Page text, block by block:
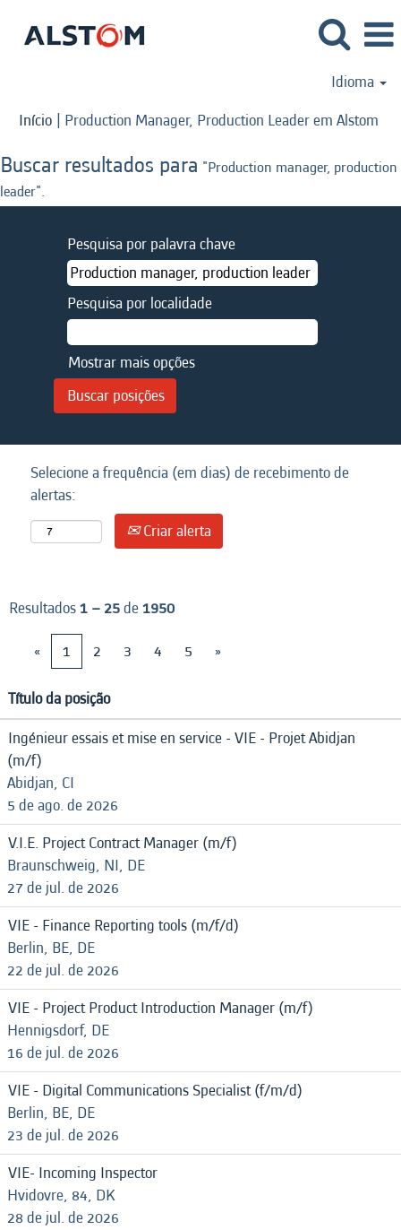
Idioma
Início | Production Manager, Production Leader em Alstom
Buscar resultados para "Production manager, production
leader".
Pesquisa por palavra chave
Pesquisa por localidade
Mostrar mais opções
Selecione a frequência (em dias) de recebimento de
alertas:
Criar alerta
Resultados1 – 25de1950
«
1 2 3 4 5 »
Título da posição
Ingénieur essais et mise en service - VIE - Projet Abidjan
(m/f)
Abidjan, CI
5 de ago. de 2026
V.I.E. Project Contract Manager (m/f)
Braunschweig, NI, DE
27 de jul. de 2026
VIE - Finance Reporting tools (m/f/d)
Berlin, BE, DE
22 de jul. de 2026
VIE - Project Product Introduction Manager (m/f)
Hennigsdorf, DE
16 de jul. de 2026
VIE - Digital Communications Specialist (f/m/d)
Berlin, BE, DE
23 de jul. de 2026
VIE- Incoming Inspector
Hvidovre, 84, DK
28 de jul. de 2026